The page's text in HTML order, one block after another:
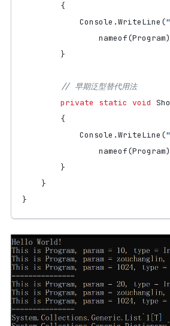
{
Console .WriteLine (
nameof(Program
}
// 早期泛型替代用法
private
static void
{
Console .WriteLine (
nameof(Program
}
}
}